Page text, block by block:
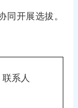
同开展选拔。
联系人